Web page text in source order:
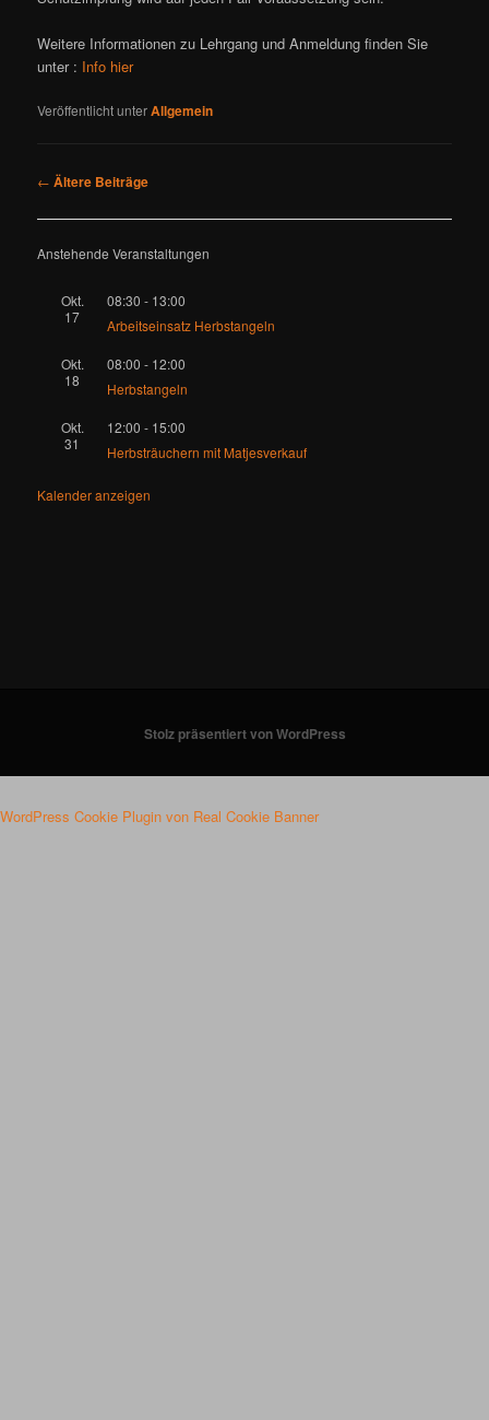
Weitere Informationen zu Lehrgang und Anmeldung finden Sie
unter : Info hier
Veröffentlicht unterAllgemein
Beitragsnavigation
← Ältere Beiträge
Anstehende Veranstaltungen
Okt.
17
08:30 - 13:00
Arbeitseinsatz Herbstangeln
Okt.
18
08:00 - 12:00
Herbstangeln
Okt.
31
12:00 - 15:00
Herbsträuchern mit Matjesverkauf
Kalender anzeigen
Stolz präsentiert von WordPress
WordPress Cookie Plugin von Real Cookie Banner